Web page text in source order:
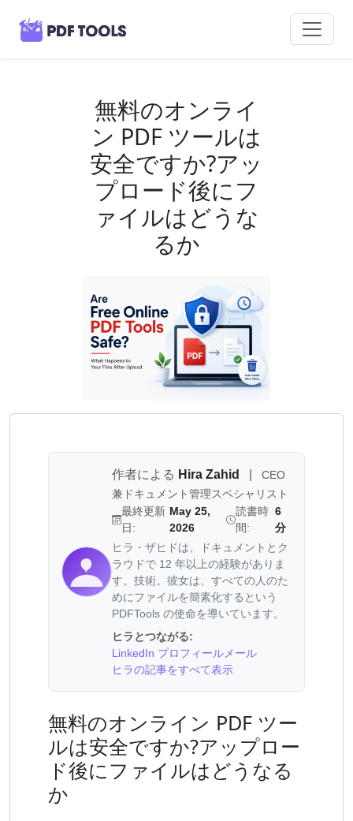
無料のオンライ
ン PDF ツールは
安全ですか?アッ
プロード後にフ
ァイルはどうな
るか
作者による Hira Zahid
CEO
兼ドキュメント管理スペシャリスト
最終更新
日:
May 25,
2026
読書時
間:
6
分
ヒラ・ザヒドは、ドキュメントとク
ラウドで 12 年以上の経験がありま
す。技術。彼女は、すべての人のた
めにファイルを簡素化するという
PDFTools の使命を導いています。
ヒラとつながる:
LinkedIn プロフィール メール
ヒラの記事をすべて表示
無料のオンライン PDF ツー
ルは安全ですか?アップロー
ド後にファイルはどうなる
か